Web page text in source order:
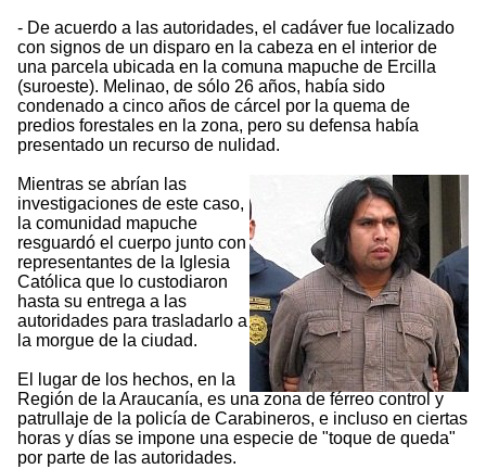
- De acuerdo a las autoridades, el cadáver fue localizado
con signos de un disparo en la cabeza en el interior de
una parcela ubicada en la comuna mapuche de Ercilla
(suroeste). Melinao, de sólo 26 años, había sido
condenado a cinco años de cárcel por la quema de
predios forestales en la zona, pero su defensa había
presentado un recurso de nulidad.
Mientras se abrían las
investigaciones de este caso,
la comunidad mapuche
resguardó el cuerpo junto con
representantes de la Iglesia
Católica que lo custodiaron
hasta su entrega a las
autoridades para trasladarlo a
la morgue de la ciudad.
El lugar de los hechos, en la
Región de la Araucanía, es una zona de férreo control y
patrullaje de la policía de Carabineros, e incluso en ciertas
horas y días se impone una especie de "toque de queda"
por parte de las autoridades.